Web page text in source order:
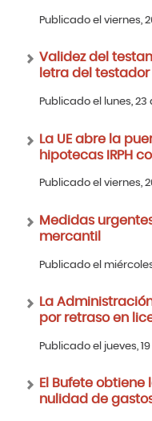
Publicado el viernes,
Validez del
letra del
Publicado el lunes, 23
La UE abre la
hipotecas IRPH
Publicado el viernes,
Medidas
mercantil
Publicado el
La
por retraso en
Publicado el jueves,
El Bufete
nulidad de